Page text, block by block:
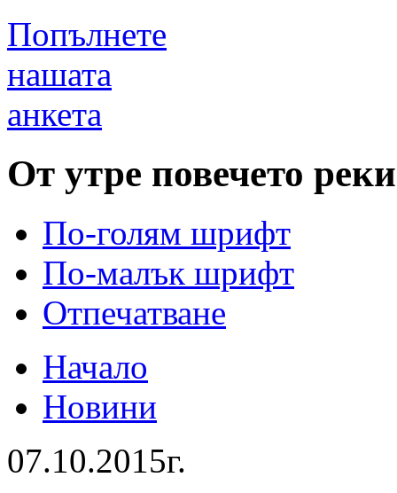
Попълнете
нашата
анкета
От утре повечето
По-голям шрифт
По-малък шрифт
Отпечатване
Начало
Новини
07.10.2015г.